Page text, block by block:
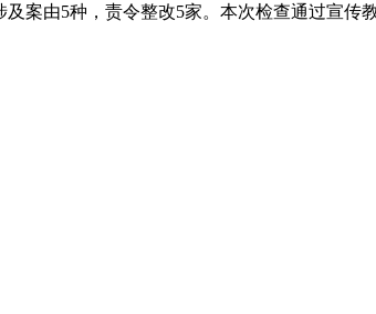
案由5种，责令整改5家。本次检查通过宣传